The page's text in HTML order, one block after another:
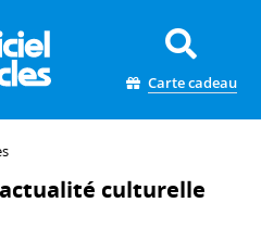
Carte cadeau
actualité culturelle